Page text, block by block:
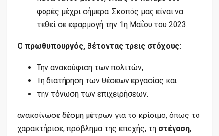
φορές μέχρι σήμερα. Σκοπός μας είναι να
τεθεί σε εφαρμογή την 1η Μαΐου του 2023.
Ο πρωθυπουργός, θέτοντας τρεις στόχους:
Την ανακούφιση των πολιτών,
Τη διατήρηση των θέσεων εργασίας και
την τόνωση των επιχειρήσεων,
ανακοίνωσε δέσμη μέτρων για το κρίσιμο, όπως το
χαρακτήρισε, πρόβλημα της εποχής, τη στέγαση,